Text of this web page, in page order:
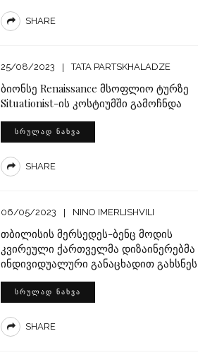
SHARE
25/08/2023 TATA PARTSKHALADZE
ბიონსე Renaissance მსოფლიო ტურზე
Situationist-ის კოსტიუმში გამოჩნდა
ᲡᲠᲣᲚᲐᲓ ᲜᲐᲮᲕᲐ
SHARE
06/05/2023 NINO IMERLISHVILI
თბილისის მერსედეს-ბენც მოდის
კვირეული ქართველმა დიზაინერებმა
ინდივიდუალური განაცხადით გახსნეს
ᲡᲠᲣᲚᲐᲓ ᲜᲐᲮᲕᲐ
SHARE